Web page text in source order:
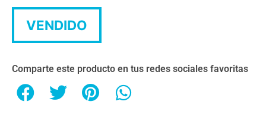
VENDIDO
Comparte este producto en tus redes sociales favoritas